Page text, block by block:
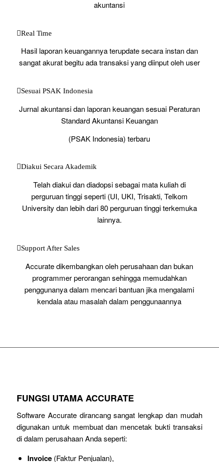
akuntansi
Real Time
Hasil laporan keuangannya terupdate secara instan dan
sangat akurat begitu ada transaksi yang diinput oleh user
Sesuai PSAK Indonesia
Jurnal akuntansi dan laporan keuangan sesuai Peraturan
Standard Akuntansi Keuangan
(PSAK Indonesia) terbaru
Diakui Secara Akademik
Telah diakui dan diadopsi sebagai mata kuliah di
perguruan tinggi seperti (UI, UKI, Trisakti, Telkom
University dan lebih dari 80 perguruan tinggi terkemuka
lainnya.
Support After Sales
Accurate dikembangkan oleh perusahaan dan bukan
programmer perorangan sehingga memudahkan
penggunanya dalam mencari bantuan jika mengalami
kendala atau masalah dalam penggunaannya
FUNGSI UTAMA ACCURATE
Software Accurate dirancang sangat lengkap dan mudah
digunakan untuk membuat dan mencetak bukti transaksi
di dalam perusahaan Anda seperti:
Invoice(Faktur Penjualan),